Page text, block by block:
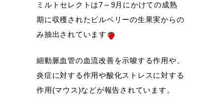
ミルトセレクトは7～9月にかけての成熟
期に収穫されたビルベリーの生果実からの
み抽出されています
細動脈血管の血流改善を示唆する作用や、
炎症に対する作用や酸化ストレスに対する
作用(マウス)などが報告されています。